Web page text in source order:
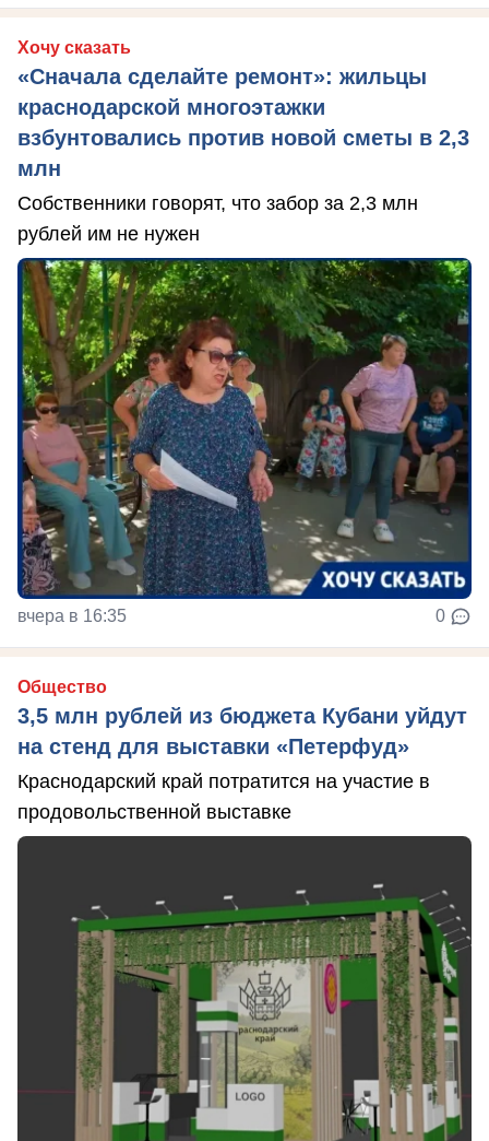
Хочу сказать
«Сначала сделайте ремонт»: жильцы
краснодарской многоэтажки
взбунтовались против новой сметы в 2,3
млн
Собственники говорят, что забор за 2,3 млн
рублей им не нужен
вчера в 16:35 0
Общество
3,5 млн рублей из бюджета Кубани уйдут
на стенд для выставки «Петерфуд»
Краснодарский край потратится на участие в
продовольственной выставке